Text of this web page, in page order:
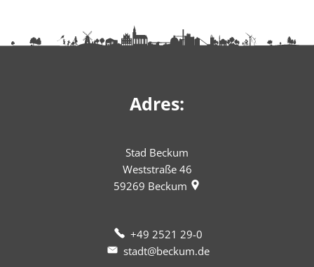
Adres:
Stad Beckum
Weststraße 46
59269 Beckum
+49 2521 29-0
stadt@beckum.de